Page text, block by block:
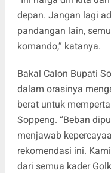
depan. Jangan lagi
pandangan lain,
komando,” katanya.
Bakal Calon Bupati
dalam orasinya
berat untuk
Soppeng. “Beban
menjawab
rekomendasi ini.
dari semua kader